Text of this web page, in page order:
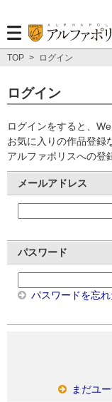
TOP > ログイン
ログイン
ログインをすると、
お気に入りの作品登録
アルファポリスへの登
メールアドレス
パスワード
パスワードを忘
まだユ